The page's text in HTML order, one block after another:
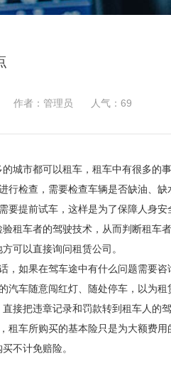
作者：管理员 人气： 69
城市都可以租车，租车中有很多的
行检查，需要检查车辆是否缺油、
要提前试车，这样是为了保障人身
租车者的驾驶技术，从而判断租车
可以直接询问租赁公司。
，如果在驾车途中有什么问题需要咨
汽车随意闯红灯、随处停车，以为
接把违章记录和罚款转到租车人的驾
租车所购买的基本险只是为大额费
不计免赔险。